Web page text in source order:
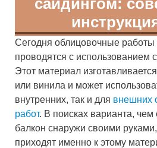
Сегодня облицовочные
проводятся с использованием
Этот материал
или винила и может
внутренних, так и для внешних
работ. В поисках варианта, чем
балкон снаружи своими
приходят именно к этому